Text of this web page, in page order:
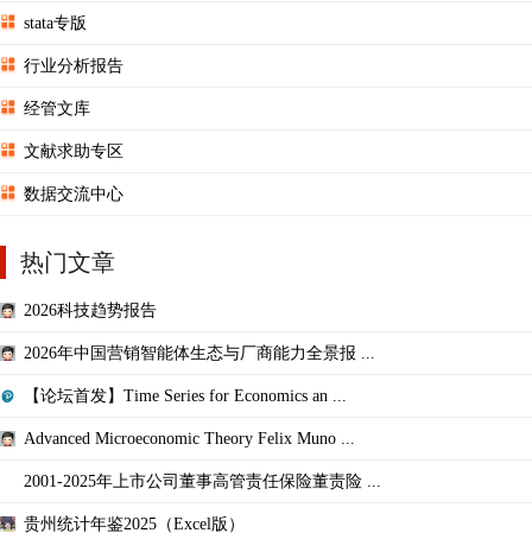
stata专版
行业分析报告
经管文库
文献求助专区
数据交流中心
热门文章
2026科技趋势报告
2026年中国营销智能体生态与厂商能力全景报 ...
【论坛首发】Time Series for Economics an ...
Advanced Microeconomic Theory Felix Muno ...
2001-2025年上市公司董事高管责任保险董责险 ...
贵州统计年鉴2025（Excel版）